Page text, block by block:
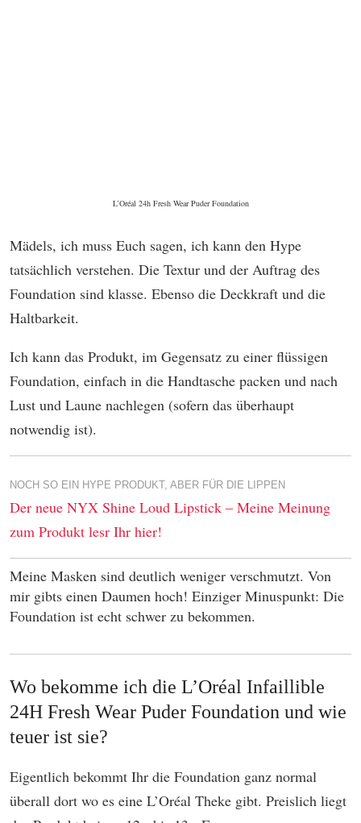
L’Oréal 24h Fresh Wear Puder Foundation
Mädels, ich muss Euch sagen, ich kann den Hype
tatsächlich verstehen. Die Textur und der Auftrag des
Foundation sind klasse. Ebenso die Deckkraft und die
Haltbarkeit.
Ich kann das Produkt, im Gegensatz zu einer flüssigen
Foundation, einfach in die Handtasche packen und nach
Lust und Laune nachlegen (sofern das überhaupt
notwendig ist).
NOCH SO EIN HYPE PRODUKT, ABER FÜR DIE LIPPEN
Der neue NYX Shine Loud Lipstick – Meine Meinung
zum Produkt lesr Ihr hier!
Meine Masken sind deutlich weniger verschmutzt. Von
mir gibts einen Daumen hoch! Einziger Minuspunkt: Die
Foundation ist echt schwer zu bekommen.
Wo bekomme ich die L’Oréal Infaillible
24H Fresh Wear Puder Foundation und wie
teuer ist sie?
Eigentlich bekommt Ihr die Foundation ganz normal
überall dort wo es eine L’Oréal Theke gibt. Preislich liegt